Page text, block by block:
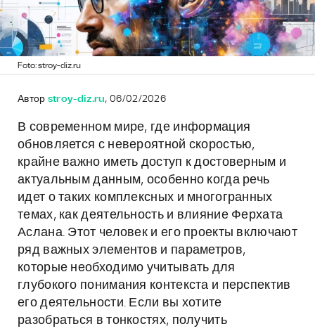
Foto: stroy-diz.ru
Автор stroy-diz.ru, 06/02/2026
В современном мире, где информация
обновляется с невероятной скоростью,
крайне важно иметь доступ к достоверным и
актуальным данным, особенно когда речь
идет о таких комплексных и многогранных
темах, как деятельность и влияние Ферхата
Аслана. Этот человек и его проекты включают
ряд важных элементов и параметров,
которые необходимо учитывать для
глубокого понимания контекста и перспектив
его деятельности. Если вы хотите
разобраться в тонкостях, получить